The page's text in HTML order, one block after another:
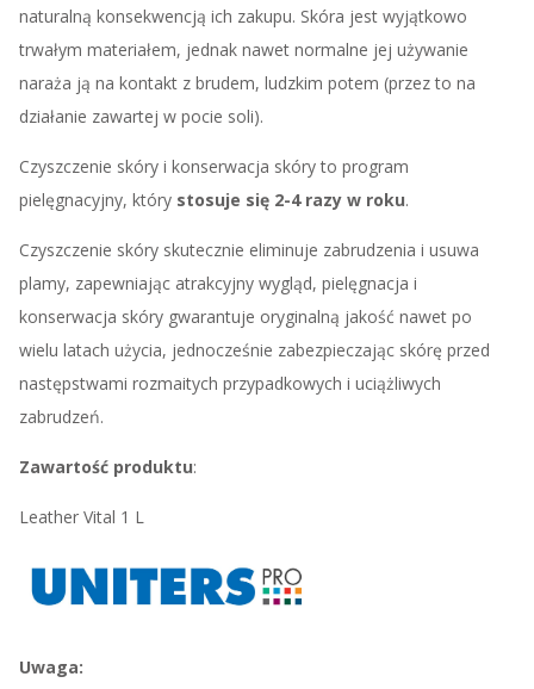
naturalną konsekwencją ich zakupu. Skóra jest wyjątkowo
trwałym materiałem, jednak nawet normalne jej używanie
naraża ją na kontakt z brudem, ludzkim potem (przez to na
działanie zawartej w pocie soli).
Czyszczenie skóry i konserwacja skóry to program
pielęgnacyjny, który stosuje się 2-4 razy w roku.
Czyszczenie skóry skutecznie eliminuje zabrudzenia i usuwa
plamy, zapewniając atrakcyjny wygląd, pielęgnacja i
konserwacja skóry gwarantuje oryginalną jakość nawet po
wielu latach użycia, jednocześnie zabezpieczając skórę przed
następstwami rozmaitych przypadkowych i uciążliwych
zabrudzeń.
Zawartość produktu:
Leather Vital 1 L
Uwaga: